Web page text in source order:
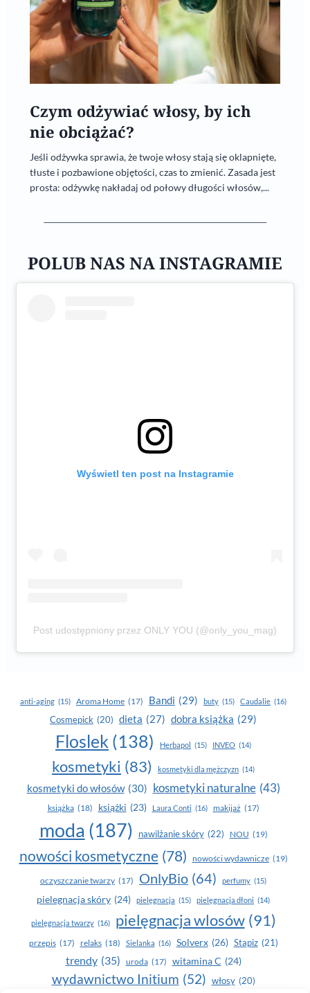
Czym odżywiać włosy, by ich
nie obciążać?
Jeśli odżywka sprawia, że twoje włosy stają się oklapnięte,
tłuste i pozbawione objętości, czas to zmienić. Zasada jest
prosta: odżywkę nakładaj od połowy długości włosów,...
POLUB NAS NA INSTAGRAMIE
Wyświetl ten post na Instagramie
Post udostępniony przez ONLY YOU (@only_you_mag)
anti-aging (15) Aroma Home (17) Bandi (29) buty (15) Caudalie (16)
Cosmepick (20) dieta (27) dobra książka (29)
Floslek (138) Herbapol (15) INVEO (14)
kosmetyki (83) kosmetyki dla mężczyzn (14)
kosmetyki do włosów (30) kosmetyki naturalne (43)
książka (18) książki (23) Laura Conti (16) makijaż (17)
moda (187) nawilżanie skóry (22) NOU (19)
nowości kosmetyczne (78) nowości wydawnicze (19)
oczyszczanie twarzy (17) OnlyBio (64) perfumy (15)
pielegnacja skóry (24) pielęgnacja (15) pielęgnacja dłoni (14)
pielęgnacja twarzy (16) pielęgnacja wlosów (91)
przepis (17) relaks (18) Sielanka (16) Solverx (26) Stapiz (21)
trendy (35) uroda (17) witamina C (24)
wydawnictwo Initium (52) włosy (20)